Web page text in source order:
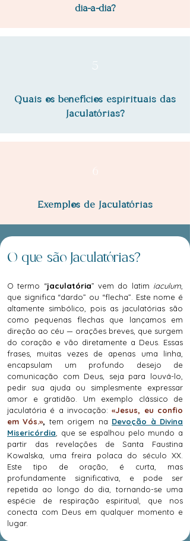
dia-a-dia?
5
Quais os benefícios espirituais das
Jaculatórias?
6
Exemplos de Jaculatórias
O que são Jaculatórias?
O termo “jaculatória” vem do latim iaculum
que significa “dardo” ou “flecha”. Este nome é
altamente simbólico, pois as jaculatórias são
como pequenas flechas que lançamos em
direção ao céu — orações breves, que surgem
do coração e vão diretamente a Deus. Essas
frases, muitas vezes de apenas uma linha,
encapsulam um profundo desejo de
comunicação com Deus, seja para louvá-lo,
pedir sua ajuda ou simplesmente expressar
amor e gratidão. Um exemplo clássico de
jaculatória é a invocação: «Jesus, eu confio
em Vós.», tem origem na Devoção à Divina
Misericórdia , que se espalhou pelo mundo a
partir das revelações de Santa Faustina
Kowalska, uma freira polaca do século XX.
Este tipo de oração, é curta, mas
profundamente significativa, e pode ser
repetida ao longo do dia, tornando-se uma
espécie de respiração espiritual, que nos
conecta com Deus em qualquer momento e
lugar.